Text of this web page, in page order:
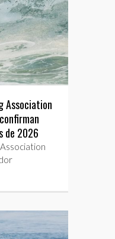
Association
de 2026